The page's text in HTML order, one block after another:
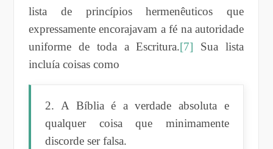
lista de princípios hermenêuticos que
expressamente encorajavam a fé na autoridade
uniforme de toda a Escritura.[7] Sua lista
incluía coisas como
2. A Bíblia é a verdade absoluta e
qualquer coisa que minimamente
discorde ser falsa.